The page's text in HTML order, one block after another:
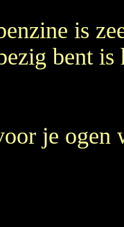
is
bent
je ogen